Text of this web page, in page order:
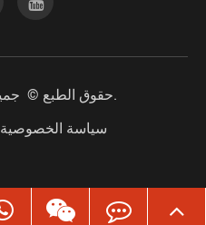
حقوق الطبع ©جميع الحقوق محفوظة.
سياسة الخصوصية